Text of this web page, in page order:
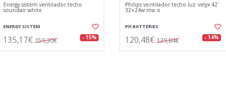
Philips ventilador techo luz velyx 42'
32+24w ma.o
PH BATTERIES
120,48€139,84€ - 14%
Ewent ew5682 pistola aire compr 8
vel. 130000 rpm
EWENT
35,53€43,78€ - 19%